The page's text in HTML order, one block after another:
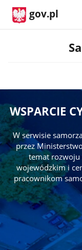
gov.pl
WSPARCIE
W serwisie
przez
temat rozwoju
wojewódzkim i
pracownikom